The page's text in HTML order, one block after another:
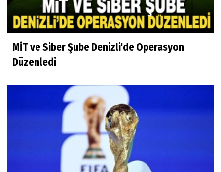
MİT ve Siber Şube Denizli'de Operasyon
Düzenledi